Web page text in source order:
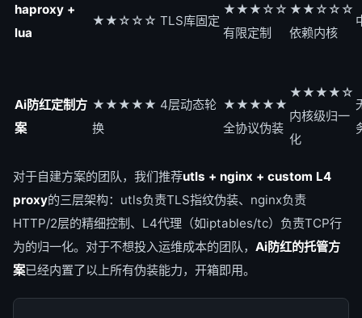
haproxy +
lua
★★☆☆☆ TLS库固定
★★★☆☆
有限定制
★★☆☆☆
依赖内核
Ai防红定制方
案
★★★★★ 4层动态轮
换
★★★★★
全协议伪装
★★★★☆
内核级归一
化
对于自建方案的团队，我们推荐utls + nginx + custom L4
proxy的三层架构：utls负责TLS指纹伪装、nginx负责
HTTP/2层的精细控制、L4代理（如iptables/tc）负责TCP行
为的归一化。对于不想投入运维成本的团队， Ai防红的托管方
案已经内置了以上所有伪装能力，开箱即用。